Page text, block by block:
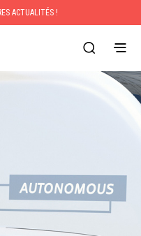
ACTUALITÉS !